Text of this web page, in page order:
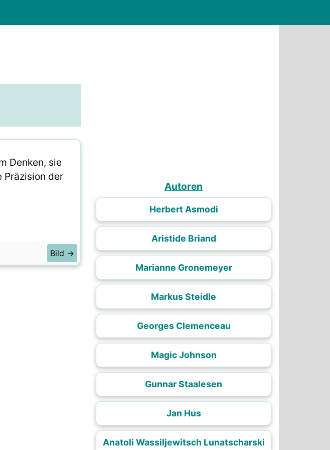
Denken, sie
Präzision der
Bild →
Autoren
Herbert Asmodi
Aristide Briand
Marianne Gronemeyer
Markus Steidle
Georges Clemenceau
Magic Johnson
Gunnar Staalesen
Jan Hus
Anatoli Wassiljewitsch Lunatscharski